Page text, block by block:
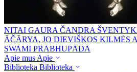
NITAI GAURA ČANDRA
ĀČĀRYA, JO DIEVIŠKOS KILMĖS
SWAMI PRABHUPĀDA
Apie mus Apie
Biblioteka Biblioteka